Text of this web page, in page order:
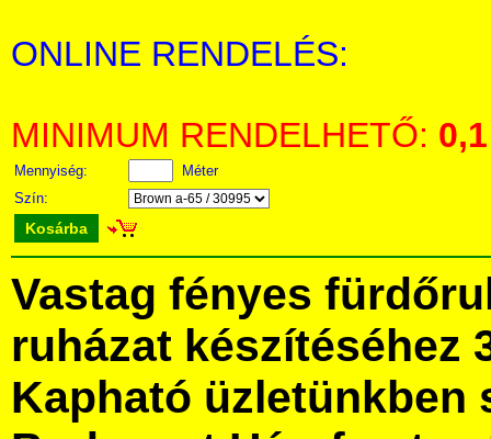
ONLINE RENDELÉS:
MINIMUM RENDELHETŐ: 0,1
Mennyiség:
Méter
Szín:
Kosárba
Vastag fényes
ruházat készítéséhez
Kapható üzletünkben